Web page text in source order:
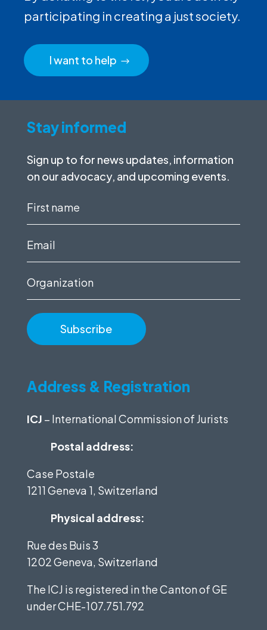
participating in creating a just society.
I want to help
Stay informed
Sign up to for news updates, information
on our advocacy, and upcoming events.
First
Email
Organization
Address & Registration
ICJ – International Commission of Jurists
Postal address:
Case Postale
1211 Geneva 1, Switzerland
Physical address:
Rue des Buis 3
1202 Geneva, Switzerland
The ICJ is registered in the Canton of GE
underCHE-107.751.792